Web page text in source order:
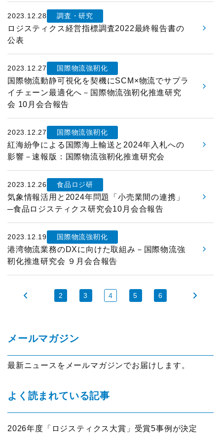
2023.12.28 調査・研究
ロジスティクス経営指標調査2022最終報告書の
公表
2023.12.27 国際物流強靭化
国際物流動静可視化を契機にSCM×物流でサプラ
イチェーン最適化へ－国際物流強靭化推進研究
会 10月会合報告
2023.12.27 国際物流強靭化
紅海紛争による国際海上輸送と2024年入札への
影響－速報版：国際物流強靭化推進研究会
2023.12.26 食品ロジ研
気象情報活用と2024年問題「小売業間の連携」
─食品ロジスティクス研究会10月会合報告
2023.12.19 国際物流強靭化
港湾物流業務のDXに向けた取組み－国際物流強
靭化推進研究会 ９月会合報告
2 3 4 5 6
メールマガジン
最新ニュースをメールマガジンでお届けします。
よく読まれている記事
2026年度「ロジスティクス大賞」受賞5事例が決定